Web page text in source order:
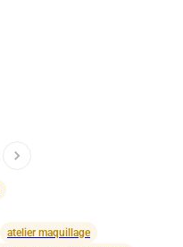
atelier maquillage